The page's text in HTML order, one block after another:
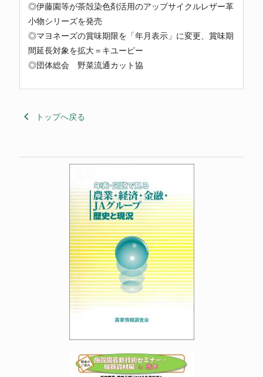
◎伊藤園等が茶殻染色剤活用のアップサイクルレザー革
小物シリーズを発売
◎マヨネーズの賞味期限を「年月表示」に変更、賞味期
間延長対象を拡大＝キユーピー
◎団体総会 野菜流通カット協
keyboard_arrow_left トップへ戻る